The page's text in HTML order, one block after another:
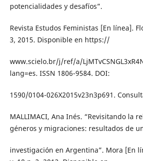
potencialidades y desafíos”.
Revista Estudos Feministas [En línea].
3, 2015. Disponible en https://
www.scielo.br/j/ref/a/
lang=es. ISSN 1806-9584. DOI:
1590/0104-026X2015v23n3p691.
MALLIMACI, Ana Inés. “Revisitando la
géneros y migraciones: resultados de
investigación en Argentina”. Mora [En